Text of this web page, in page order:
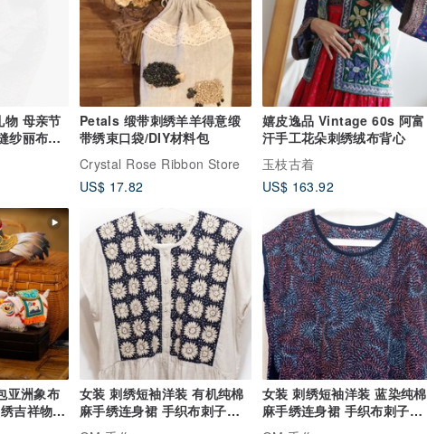
物 母亲节
纱丽布丝
刺绣围巾
度丝绸
花草森林
Petals 缎带刺绣羊羊得意缎
带绣束口袋/DIY材料包
Crystal Rose Ribbon Store
US$ 17.82
嬉皮逸品 Vintage 60s 阿富
汗手工花朵刺绣绒布背心
玉枝古着
US$ 163.92
亚洲象布
吉祥物摆
女装 刺绣短袖洋装 有机纯棉
麻手绣连身裙 手织布刺子绣
洋装 - 花朵
女装 刺绣短袖洋装 蓝染纯棉
麻手绣连身裙 手织布刺子绣
洋装-星辰